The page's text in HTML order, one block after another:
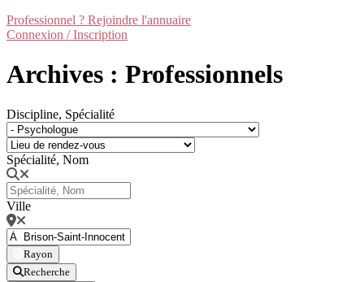
Professionnel ? Rejoindre l'annuaire
Connexion / Inscription
Archives : Professionnels
Discipline, Spécialité
Spécialité, Nom
Ville
Rayon
Recherche